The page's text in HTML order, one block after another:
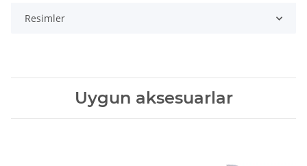
Resimler
Uygun aksesuarlar